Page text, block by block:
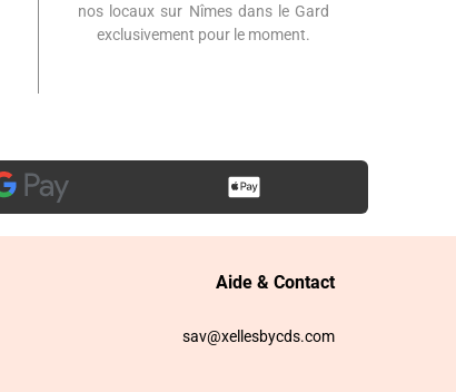
nos locaux sur Nîmes dans le Gard
exclusivement pour le moment.
Aide & Contact
sav@xellesbycds.com